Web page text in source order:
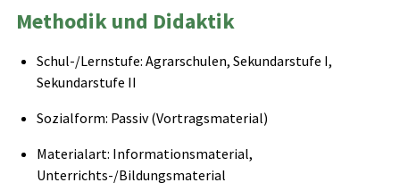
Methodik und Didaktik
Schul-/Lernstufe: Agrarschulen, Sekundarstufe I,
Sekundarstufe II
Sozialform: Passiv (Vortragsmaterial)
Materialart: Informationsmaterial,
Unterrichts-/Bildungsmaterial